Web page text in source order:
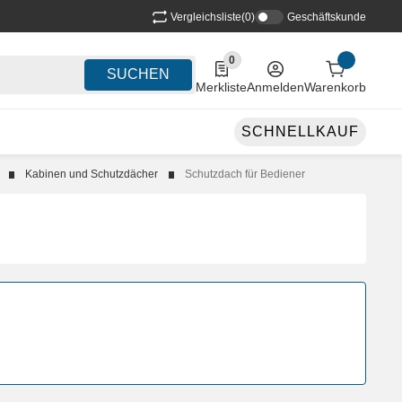
Vergleichsliste(0) Geschäftskunde
SUCHEN
0
0 Produkte in der Liste
MerklisteAnmeldenWarenkorb
SCHNELLKAUF
Kabinen und Schutzdächer Schutzdach für Bediener